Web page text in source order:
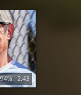
94% 2:43